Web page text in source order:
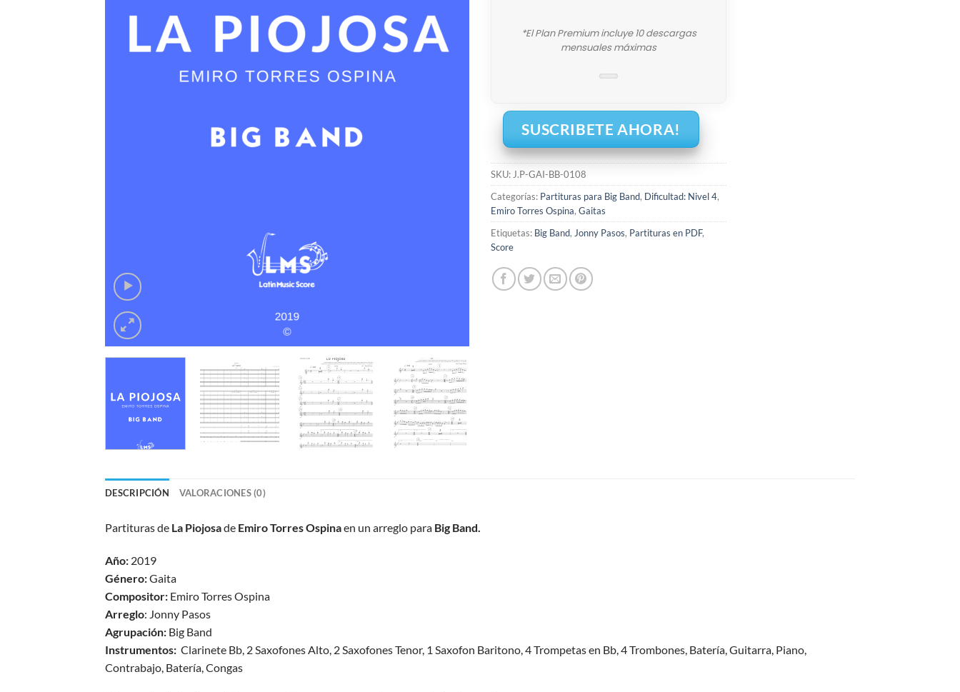
*El Plan Premium incluye 10 descargas
mensuales máximas
SUSCRIBETE AHORA!
SKU: J.P-GAI-BB-0108
Categorías: Partituras para Big Band, Dificultad: Nivel 4,
Emiro Torres Ospina, Gaitas
Etiquetas: Big Band, Jonny Pasos, Partituras en PDF,
Score
DESCRIPCIÓN VALORACIONES (0)
Partituras de La Piojosade Emiro Torres Ospinaen un arreglo para Big Band.
Año: 2019
Género:Gaita
Compositor: Emiro Torres Ospina
Arreglo: Jonny Pasos
Agrupación: Big Band
Instrumentos: Clarinete Bb, 2 Saxofones Alto, 2 Saxofones Tenor, 1 Saxofon Baritono, 4 Trompetas en Bb, 4 Trombones, Batería, Guitarra, Piano,
Contrabajo, Batería, Congas